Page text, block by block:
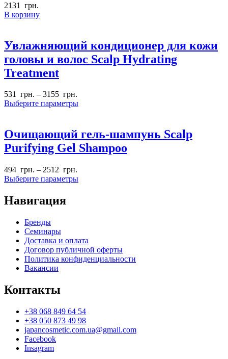
2131
грн.
В корзину
Увлажняющий кондиционер для кожи
головы и волос Scalp Hydrating
Treatment
531 грн. – 3155 грн.
Выберите параметры
Очищающий гель-шампунь Scalp
Purifying Gel Shampoo
494 грн. – 2512 грн.
Выберите параметры
Навигация
Бренды
Семинары
Доставка и оплата
Договор публичной оферты
Политика конфиденциальности
Вакансии
Контакты
+38 068 849 64 54
+38 050 873 49 98
japancosmetic.com.ua@gmail.com
Facebook
Insagram